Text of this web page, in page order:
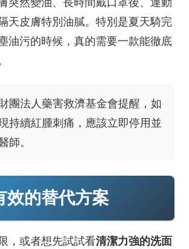
天皮膚特別油膩。特別是夏天騎完
油污的時候，真的需要一款能徹底
團法人藥害救濟基金會提醒，如
持續紅腫刺痛，應該立即停用並
師。
效的替代方案
，或者想先試試看清潔力強的洗面